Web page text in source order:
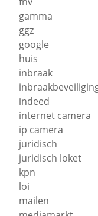
gamma
ggz
google
huis
inbraak
indeed
internet camera
ip camera
juridisch
juridisch loket
kpn
loi
mailen